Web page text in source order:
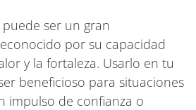
ser un gran
por su capacidad
y la fortaleza. Usarlo en tu
beneficioso para situaciones
impulso de confianza o